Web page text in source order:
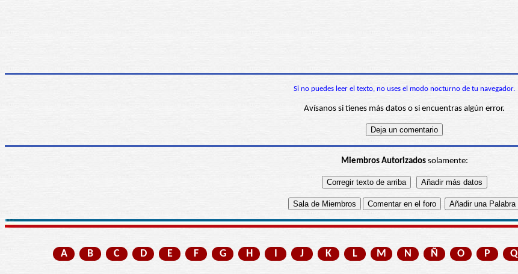
Si no puedes leer el texto, no uses el modo nocturno de tu navegador.
Avísanos si tienes más datos o si encuentras algún error.
Miembros Autorizadossolamente:
A B C D E F G H I J K L M N Ñ O P Q